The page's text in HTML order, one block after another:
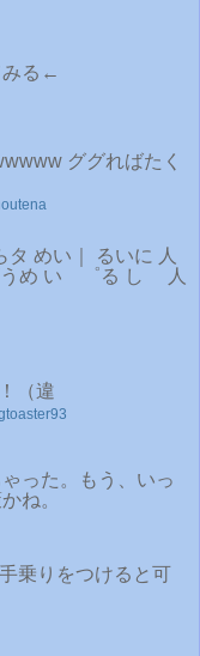
みる←
ググればたく
タ めい｜ るいに 人
うめ い ゜る し 人
（違
った。もう、いっ
ね。
乗りをつけると可